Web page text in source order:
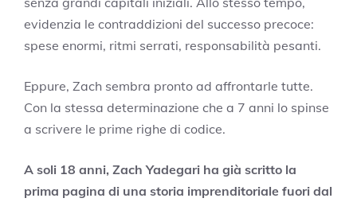
evidenzia le contraddizioni del successo precoce:
spese enormi, ritmi serrati, responsabilità pesanti.
Eppure, Zach sembra pronto ad affrontarle tutte.
Con la stessa determinazione che a 7 anni lo spinse
a scrivere le prime righe di codice.
A soli 18 anni, Zach Yadegari ha già scritto la
prima pagina di una storia imprenditoriale fuori dal